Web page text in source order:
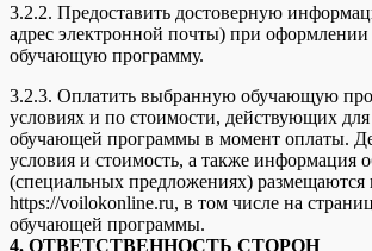
3.2.2. Предоставить достоверную
адрес электронной почты) при оформлении
обучающую программу.
3.2.3. Оплатить выбранную обучающую
условиях и по стоимости, действующих
обучающей программы в момент оплаты.
условия и стоимость, а также информация
(специальных предложениях) размещаются
https://voilokonline.ru, в том числе на
обучающей программы.
4. ОТВЕТСТВЕННОСТЬ СТОРОН